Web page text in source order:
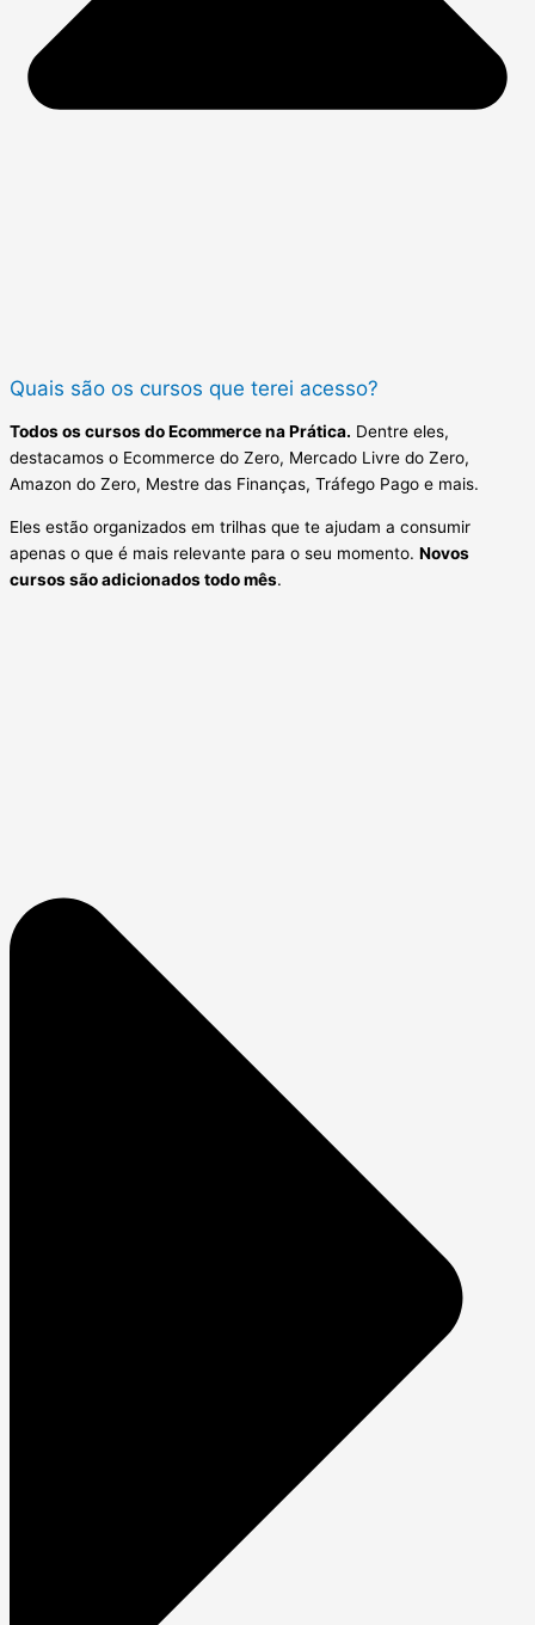
Quais são os cursos que terei acesso?
Todos os cursos do Ecommerce na Prática. Dentre eles,
destacamos o Ecommerce do Zero, Mercado Livre do Zero,
Amazon do Zero, Mestre das Finanças, Tráfego Pago e mais.
Eles estão organizados em trilhas que te ajudam a consumir
apenas o que é mais relevante para o seu momento. Novos
cursos são adicionados todo mês.